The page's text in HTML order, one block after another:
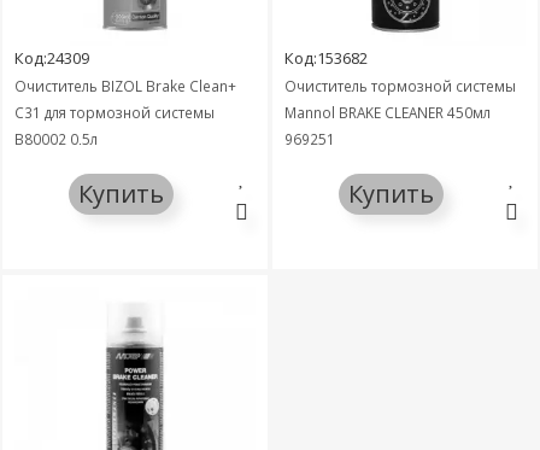
Код:24309
Очиститель BIZOL Brake Clean+
C31 для тормозной системы
B80002 0,5л
Купить
Код:153682
Очиститель тормозной системы
Mannol BRAKE CLEANER 450мл
969251
Купить